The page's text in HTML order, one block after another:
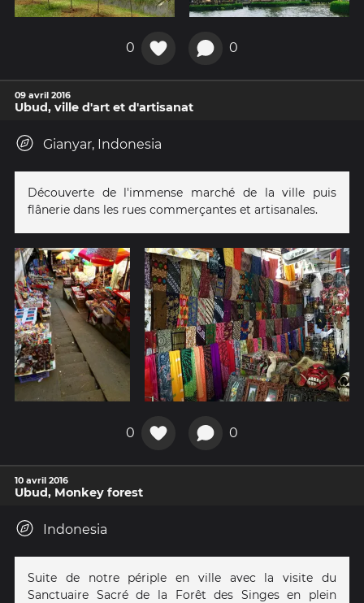
0 0
09 avril 2016
Ubud, ville d'art et d'artisanat
Gianyar, Indonesia
Découverte de l'immense marché de la ville puis
flânerie dans les rues commerçantes et artisanales.
0 0
10 avril 2016
Ubud, Monkey forest
Indonesia
Suite de notre périple en ville avec la visite du
Sanctuaire Sacré de la Forêt des Singes en plein